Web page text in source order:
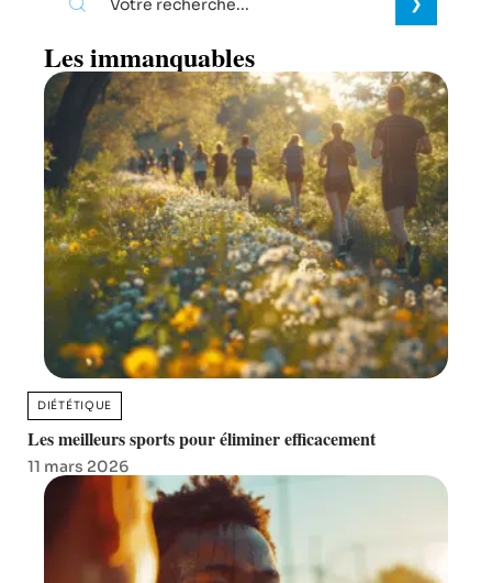
Les immanquables
DIÉTÉTIQUE
Les meilleurs sports pour éliminer efficacement
11 mars 2026